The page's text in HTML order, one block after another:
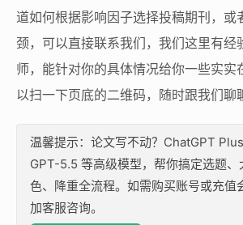
道如何根据影响因子选择投稿期刊，或
颈，可以直接联系我们，我们这里有经
师，能针对你的具体情况给你一些实实
以扫一下页底的二维码，随时跟我们聊
温馨提示：论文写不动？ChatGPT
GPT-5.5 等高级模型，帮你搞定选题、
色、降重全流程。如需购买账号或充值
加客服咨询。